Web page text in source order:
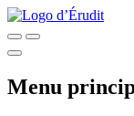
Menu